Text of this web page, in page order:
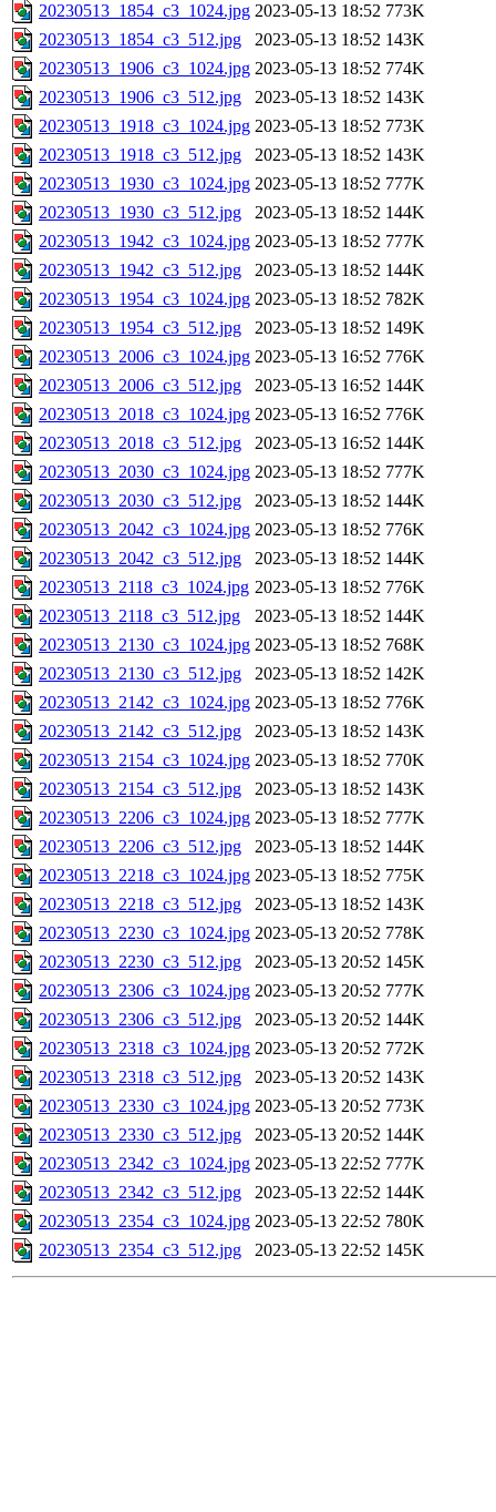
20230513_1854_c3_1024.jpg 2023-05-13 18:52 773K
20230513_1854_c3_512.jpg
2023-05-13 18:52 143K
20230513_1906_c3_1024.jpg 2023-05-13 18:52 774K
20230513_1906_c3_512.jpg
2023-05-13 18:52 143K
20230513_1918_c3_1024.jpg 2023-05-13 18:52 773K
20230513_1918_c3_512.jpg
2023-05-13 18:52 143K
20230513_1930_c3_1024.jpg 2023-05-13 18:52 777K
20230513_1930_c3_512.jpg
2023-05-13 18:52 144K
20230513_1942_c3_1024.jpg 2023-05-13 18:52 777K
20230513_1942_c3_512.jpg
2023-05-13 18:52 144K
20230513_1954_c3_1024.jpg 2023-05-13 18:52 782K
20230513_1954_c3_512.jpg
2023-05-13 18:52 149K
20230513_2006_c3_1024.jpg 2023-05-13 16:52 776K
20230513_2006_c3_512.jpg
2023-05-13 16:52 144K
20230513_2018_c3_1024.jpg 2023-05-13 16:52 776K
20230513_2018_c3_512.jpg
2023-05-13 16:52 144K
20230513_2030_c3_1024.jpg 2023-05-13 18:52 777K
20230513_2030_c3_512.jpg
2023-05-13 18:52 144K
20230513_2042_c3_1024.jpg 2023-05-13 18:52 776K
20230513_2042_c3_512.jpg
2023-05-13 18:52 144K
20230513_2118_c3_1024.jpg 2023-05-13 18:52 776K
20230513_2118_c3_512.jpg
2023-05-13 18:52 144K
20230513_2130_c3_1024.jpg 2023-05-13 18:52 768K
20230513_2130_c3_512.jpg
2023-05-13 18:52 142K
20230513_2142_c3_1024.jpg 2023-05-13 18:52 776K
20230513_2142_c3_512.jpg
2023-05-13 18:52 143K
20230513_2154_c3_1024.jpg 2023-05-13 18:52 770K
20230513_2154_c3_512.jpg
2023-05-13 18:52 143K
20230513_2206_c3_1024.jpg 2023-05-13 18:52 777K
20230513_2206_c3_512.jpg
2023-05-13 18:52 144K
20230513_2218_c3_1024.jpg 2023-05-13 18:52 775K
20230513_2218_c3_512.jpg
2023-05-13 18:52 143K
20230513_2230_c3_1024.jpg 2023-05-13 20:52 778K
20230513_2230_c3_512.jpg
2023-05-13 20:52 145K
20230513_2306_c3_1024.jpg 2023-05-13 20:52 777K
20230513_2306_c3_512.jpg
2023-05-13 20:52 144K
20230513_2318_c3_1024.jpg 2023-05-13 20:52 772K
20230513_2318_c3_512.jpg
2023-05-13 20:52 143K
20230513_2330_c3_1024.jpg 2023-05-13 20:52 773K
20230513_2330_c3_512.jpg
2023-05-13 20:52 144K
20230513_2342_c3_1024.jpg 2023-05-13 22:52 777K
20230513_2342_c3_512.jpg
2023-05-13 22:52 144K
20230513_2354_c3_1024.jpg 2023-05-13 22:52 780K
20230513_2354_c3_512.jpg
2023-05-13 22:52 145K